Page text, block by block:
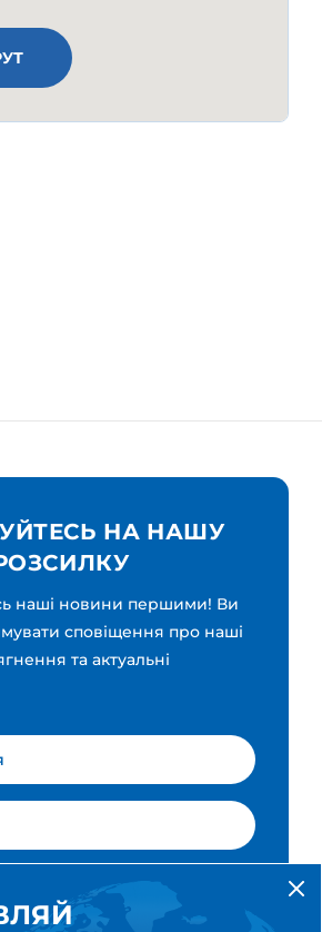
НА НАШУ
наші новини першими! Ви
сповіщення про наші
та актуальні
розсилки Українська